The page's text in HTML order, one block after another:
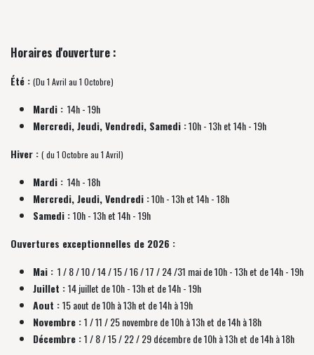
Horaires d'ouverture :
Été : (Du 1 Avril au 1 Octobre)
Mardi : 14h - 19h
Mercredi, Jeudi, Vendredi, Samedi :10h - 13h et 14h - 19h
Hiver : ( du 1 Octobre au 1 Avril)
Mardi : 14h - 18h
Mercredi, Jeudi, Vendredi :10h - 13h et 14h - 18h
Samedi :10h - 13h et 14h - 19h
Ouvertures exceptionnelles de 2026 :
Mai : 1 / 8 / 10 / 14 / 15 / 16 / 17 / 24 /31 mai de 10h - 13h et de 14h - 19h
Juillet :14 juillet de 10h - 13h et de 14h - 19h
Aout :15 aout de 10h à 13h et de 14h à 19h
Novembre :1 / 11 / 25 novembre de10h à 13h et de 14h à 18h
Décembre :1 / 8 / 15 / 22 / 29 décembrede10h à 13h et de 14h à 18h